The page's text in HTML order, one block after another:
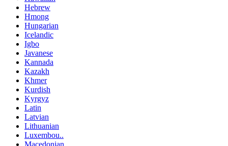
Hebrew
Hmong
Hungarian
Icelandic
Igbo
Javanese
Kannada
Kazakh
Khmer
Kurdish
Kyrgyz
Latin
Latvian
Lithuanian
Luxembou..